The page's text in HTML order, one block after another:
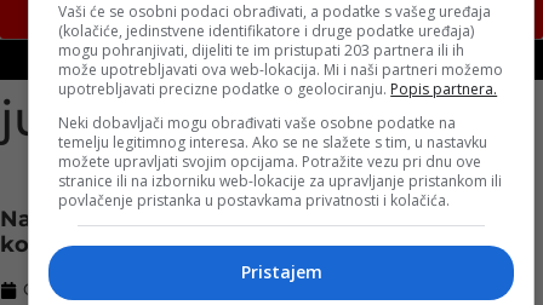
južna afrika
Navodno otporan na vakcine: Otkriven novi soj
koronavirusa u Južnoj Africi
Objavljeno:
Vaši će se osobni podaci obrađivati, a podatke s vašeg uređaja
(kolačiće, jedinstvene identifikatore i druge podatke uređaja)
mogu pohranjivati, dijeliti te im pristupati 203 partnera ili ih
može upotrebljavati ova web-lokacija. Mi i naši partneri možemo
upotrebljavati precizne podatke o geolociranju. Popis partnera.
Neki dobavljači mogu obrađivati vaše osobne podatke na
temelju legitimnog interesa. Ako se ne slažete s tim, u nastavku
možete upravljati svojim opcijama. Potražite vezu pri dnu ove
stranice ili na izborniku web-lokacije za upravljanje pristankom ili
povlačenje pristanka u postavkama privatnosti i kolačića.
Pristajem